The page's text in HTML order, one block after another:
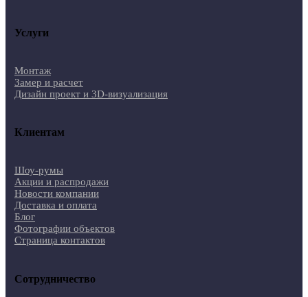
Услуги
Монтаж
Замер и расчет
Дизайн проект и 3D-визуализация
Клиентам
Шоу-румы
Акции и распродажи
Новости компании
Доставка и оплата
Блог
Фотографии объектов
Страница контактов
Сотрудничество